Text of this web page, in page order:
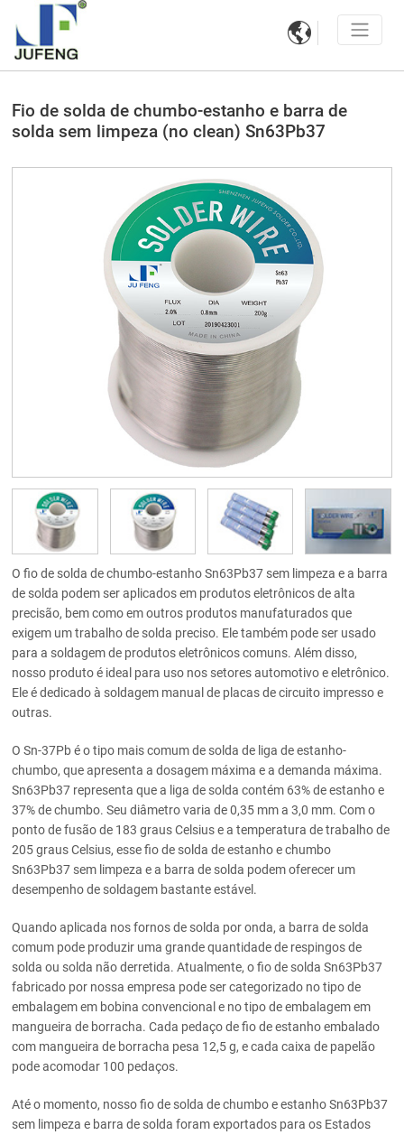

Fio de solda de chumbo-estanho e barra de
solda sem limpeza (no clean) Sn63Pb37
O fio de solda de chumbo-estanho Sn63Pb37 sem limpeza e a barra
de solda podem ser aplicados em produtos eletrônicos de alta
precisão, bem como em outros produtos manufaturados que
exigem um trabalho de solda preciso. Ele também pode ser usado
para a soldagem de produtos eletrônicos comuns. Além disso,
nosso produto é ideal para uso nos setores automotivo e eletrônico.
Ele é dedicado à soldagem manual de placas de circuito impresso e
outras.
O Sn-37Pb é o tipo mais comum de solda de liga de estanho-
chumbo, que apresenta a dosagem máxima e a demanda máxima.
Sn63Pb37 representa que a liga de solda contém 63% de estanho e
37% de chumbo. Seu diâmetro varia de 0,35 mm a 3,0 mm. Com o
ponto de fusão de 183 graus Celsius e a temperatura de trabalho de
205 graus Celsius, esse fio de solda de estanho e chumbo
Sn63Pb37 sem limpeza e a barra de solda podem oferecer um
desempenho de soldagem bastante estável.
Quando aplicada nos fornos de solda por onda, a barra de solda
comum pode produzir uma grande quantidade de respingos de
solda ou solda não derretida. Atualmente, o fio de solda Sn63Pb37
fabricado por nossa empresa pode ser categorizado no tipo de
embalagem em bobina convencional e no tipo de embalagem em
mangueira de borracha. Cada pedaço de fio de estanho embalado
com mangueira de borracha pesa 12,5 g, e cada caixa de papelão
pode acomodar 100 pedaços.
Até o momento, nosso fio de solda de chumbo e estanho Sn63Pb37
sem limpeza e barra de solda foram exportados para os Estados